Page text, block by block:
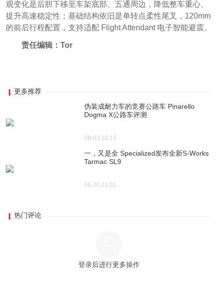
观变化是后胆下移至车架底部、五通周边，降低整车重心、
提升高速稳定性；基础结构依旧是单转点柔性尾叉，120mm
的前后行程配置，支持适配 Flight Attendant 电子智能避震。
责任编辑：Tor
更多推荐
伪装成耐力车的竞赛公路车 Pinarello
Dogma X公路车评测
08-03 18:13
一，又是全 Specialized发布全新S-Works
Tarmac SL9
06-30 21:01
热门评论
登录后进行更多操作